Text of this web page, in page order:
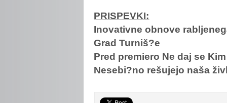
PRISPEVKI:
Inovativne obnove
Grad Turniš?e
Pred premiero Ne daj se Kim
Nesebi?no rešujejo naša